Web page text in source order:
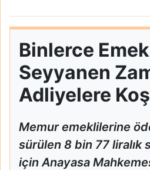
Binlerce
Seyyanen
Adliyelere
Memur emeklilerine
sürülen 8 bin 77 liralık
için Anayasa